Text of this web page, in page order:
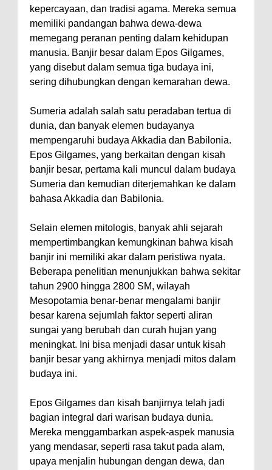
kepercayaan, dan tradisi agama. Mereka semua
memiliki pandangan bahwa dewa-dewa
memegang peranan penting dalam kehidupan
manusia. Banjir besar dalam Epos Gilgames,
yang disebut dalam semua tiga budaya ini,
sering dihubungkan dengan kemarahan dewa.
Sumeria adalah salah satu peradaban tertua di
dunia, dan banyak elemen budayanya
mempengaruhi budaya Akkadia dan Babilonia.
Epos Gilgames, yang berkaitan dengan kisah
banjir besar, pertama kali muncul dalam budaya
Sumeria dan kemudian diterjemahkan ke dalam
bahasa Akkadia dan Babilonia.
Selain elemen mitologis, banyak ahli sejarah
mempertimbangkan kemungkinan bahwa kisah
banjir ini memiliki akar dalam peristiwa nyata.
Beberapa penelitian menunjukkan bahwa sekitar
tahun 2900 hingga 2800 SM, wilayah
Mesopotamia benar-benar mengalami banjir
besar karena sejumlah faktor seperti aliran
sungai yang berubah dan curah hujan yang
meningkat. Ini bisa menjadi dasar untuk kisah
banjir besar yang akhirnya menjadi mitos dalam
budaya ini.
Epos Gilgames dan kisah banjirnya telah jadi
bagian integral dari warisan budaya dunia.
Mereka menggambarkan aspek-aspek manusia
yang mendasar, seperti rasa takut pada alam,
upaya menjalin hubungan dengan dewa, dan